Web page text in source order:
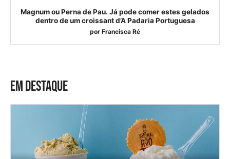
Magnum ou Perna de Pau. Já pode comer estes gelados
dentro de um croissant d’A Padaria Portuguesa
por Francisca Ré
EM DESTAQUE